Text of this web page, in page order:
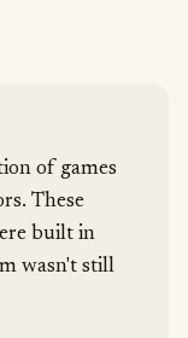
of games
These
built in
wasn't still